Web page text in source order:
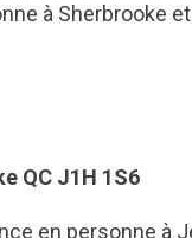
à Sherbrooke
QC J1H 1S6
en personne à